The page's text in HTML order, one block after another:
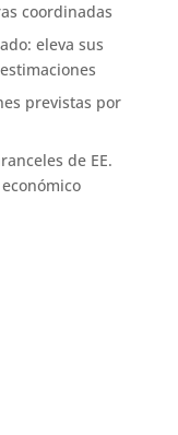
coordinadas
eleva sus
previstas por
de EE.